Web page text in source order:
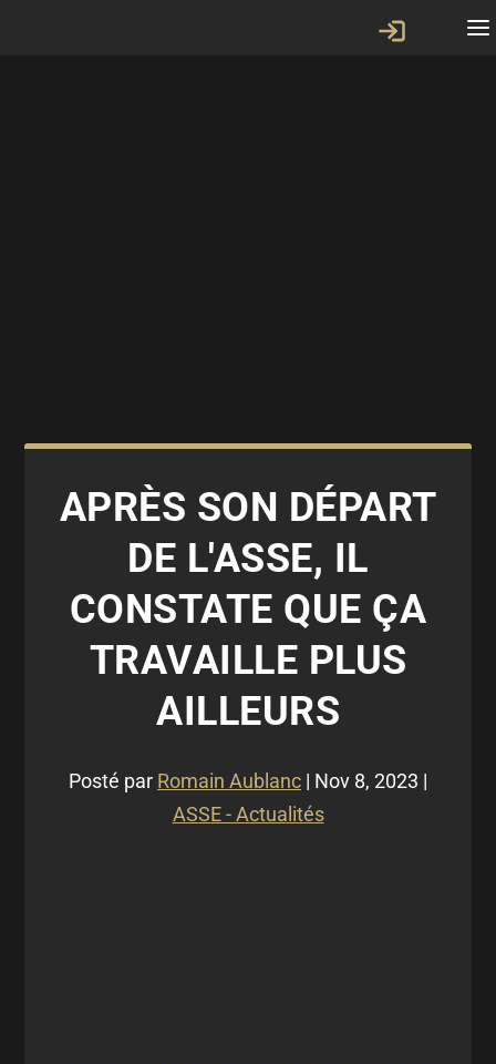
APRÈS SON DÉPART
DE L'ASSE, IL
CONSTATE QUE ÇA
TRAVAILLE PLUS
AILLEURS
Posté par Romain Aublanc | Nov 8, 2023 |
ASSE - Actualités